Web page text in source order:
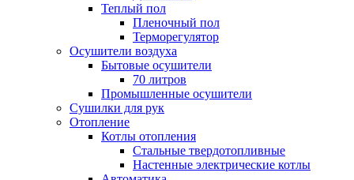
Теплый пол
Пленочный пол
Терморегулятор
Осушители воздуха
Бытовые осушители
70 литров
Промышленные осушители
Сушилки для рук
Отопление
Котлы отопления
Стальные твердотопливные
Настенные электрические котлы